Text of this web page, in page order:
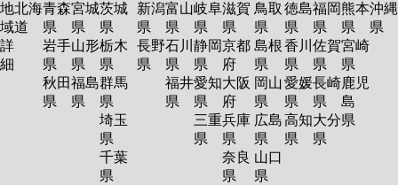
地
域
詳
細
北海
道
青森
県
岩手
県
秋田
県
宮城
県
山形
県
福島
県
茨城
県
栃木
県
群馬
県
埼玉
県
千葉
県
新潟
県
長野
県
富山
県
石川
県
福井
県
岐阜
県
静岡
県
愛知
県
三重
県
滋賀
県
京都
府
大阪
府
兵庫
県
奈良
県
鳥取
県
島根
県
岡山
県
広島
県
山口
県
徳島
県
香川
県
愛媛
県
高知
県
福岡
県
佐賀
県
長崎
県
大分
県
熊本
県
宮崎
県
鹿児
島
県
沖縄
県